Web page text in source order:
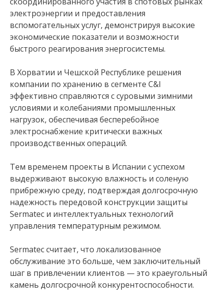
электроэнергии и предоставления
вспомогательных услуг, демонстрируя высокие
экономические показатели и возможности
быстрого реагирования энергосистемы.
В Хорватии и Чешской Республике решения
компании по хранению в сегменте C&I
эффективно справляются с суровыми зимними
условиями и колебаниями промышленных
нагрузок, обеспечивая бесперебойное
электроснабжение критически важных
производственных операций.
Тем временем проекты в Испании с успехом
выдерживают высокую влажность и соленую
прибрежную среду, подтверждая долгосрочную
надежность передовой конструкции защиты
Sermatec и интеллектуальных технологий
управления температурным режимом.
Sermatec считает, что локализованное
обслуживание это больше, чем заключительный
шаг в привлечении клиентов — это краеугольный
камень долгосрочной конкурентоспособности.